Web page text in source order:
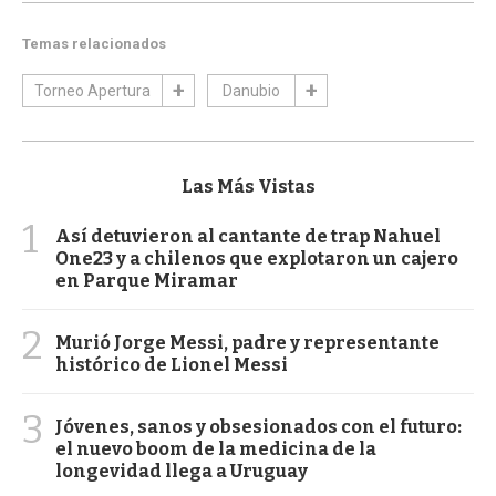
Temas relacionados
Torneo Apertura Danubio
Las Más Vistas
1
Así detuvieron al cantante de trap Nahuel
One23 y a chilenos que explotaron un cajero
en Parque Miramar
2
Murió Jorge Messi, padre y representante
histórico de Lionel Messi
3
Jóvenes, sanos y obsesionados con el futuro:
el nuevo boom de la medicina de la
longevidad llega a Uruguay